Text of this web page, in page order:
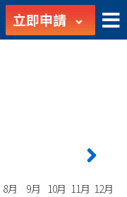
立即申請
8月 9月 10月 11月 12月